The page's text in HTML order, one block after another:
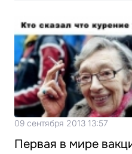
09 сентября 2013 13:57
Первая в мире